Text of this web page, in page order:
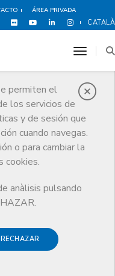
ÁREA PRIVADA
CATALÀ
permiten el
los servicios de
y de sesión que
cuando navegas.
o para cambiar la
cookies.
anàlisis pulsando
RECHAZAR
toggle
de las Ciencias de la Salud
las